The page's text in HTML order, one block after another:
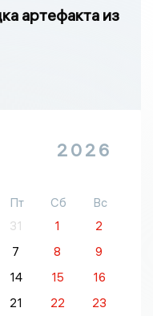
артефакта из
2026
Пт Сб
Вс
31 1
2
7 8
9
14 15
16
21 22
23